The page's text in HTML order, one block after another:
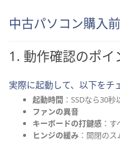
中古パソコン購入
1. 動作確認のポイ
実際に起動して、以下をチ
起動時間 ：SSDなら30
ファンの異音
キーボードの打鍵感 ：
ヒンジの緩み ：開閉のス